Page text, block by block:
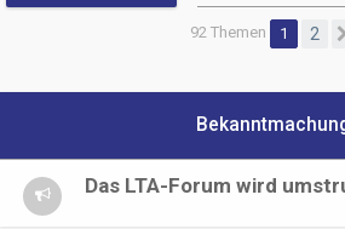
92 Themen 1 2
Das LTA-Forum wird